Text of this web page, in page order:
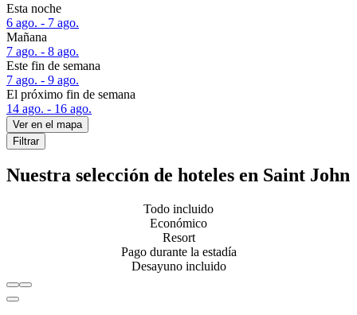
Esta noche
6 ago. - 7 ago.
Mañana
7 ago. - 8 ago.
Este fin de semana
7 ago. - 9 ago.
El próximo fin de semana
14 ago. - 16 ago.
Ver en el mapa
Filtrar
Nuestra selección de hoteles en Saint John
Todo incluido
Económico
Resort
Pago durante la estadía
Desayuno incluido